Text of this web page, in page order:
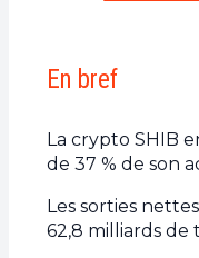
En bref
La crypto SHIB
de 37 % de son
Les sorties
62,8 milliards de